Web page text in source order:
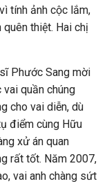
tính ảnh cộc lắm,
thiệt. Hai chị
Phước Sang mời
vai quần chúng
cho vai diễn, dù
điểm cùng Hữu
xử án quan
rất tốt. Năm 2007,
vai anh chàng sứt